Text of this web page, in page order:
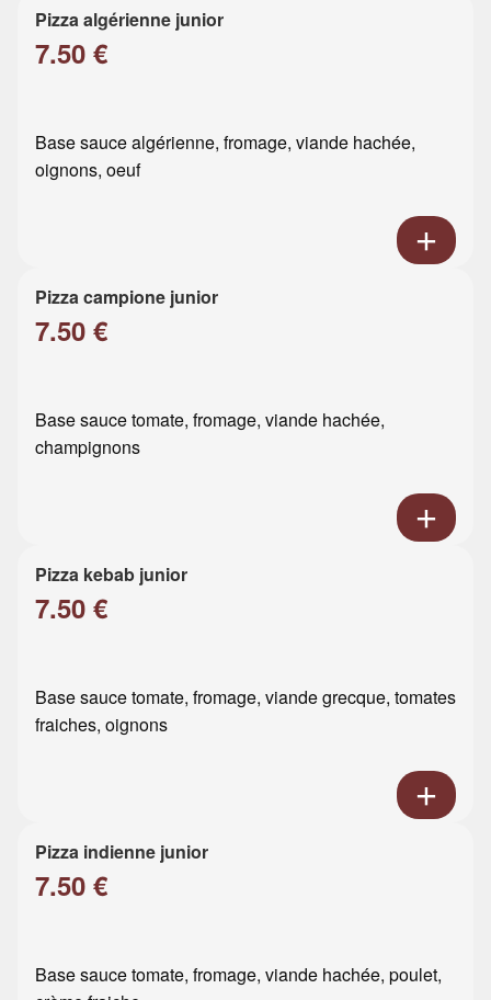
Pizza algérienne junior
7.50 €
Base sauce algérienne, fromage, viande hachée,
oignons, oeuf
Pizza campione junior
7.50 €
Base sauce tomate, fromage, viande hachée,
champignons
Pizza kebab junior
7.50 €
Base sauce tomate, fromage, viande grecque, tomates
fraiches, oignons
Pizza indienne junior
7.50 €
Base sauce tomate, fromage, viande hachée, poulet,